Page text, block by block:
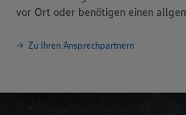
vor Ort oder benötigen einen
Zu Ihren Ansprechpartnern